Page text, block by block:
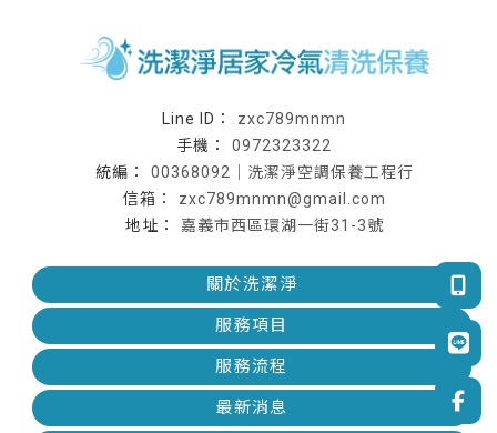
zxc789mnmn
0972323322
00368092｜洗潔淨空調保養工程行
zxc789mnmn@gmail.com
嘉義市西區環湖一街31-3號
關於洗潔淨
服務項目
服務流程
最新消息